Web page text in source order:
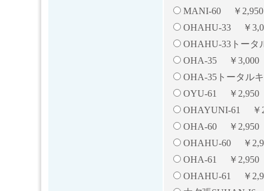
MANI-60 ￥
OHAHU-33 ￥
OHAHU-33トー
OHA-35 ￥3,000
OHA-35トータル
OYU-61 ￥
OHAYUNI-61
OHA-60 ￥
OHAHU-60 ￥
OHA-61 ￥
OHAHU-61 ￥